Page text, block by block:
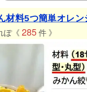
材料5つ簡単オレン
ぽ《 285件 》